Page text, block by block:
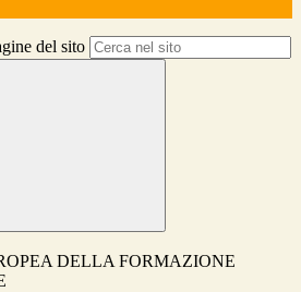
del sito
DELLA FORMAZIONE